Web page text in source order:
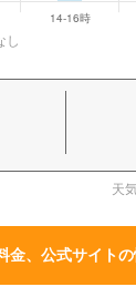
し
天
金、公式サイトの